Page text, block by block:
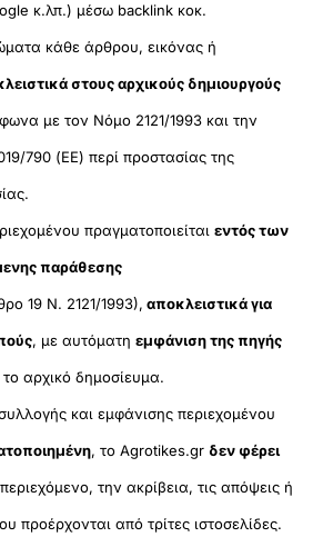
κ.λπ.) μέσω backlink κοκ.
κάθε άρθρου, εικόνας ή
στους αρχικούς δημιουργούς
με τον Νόμο 2121/1993 και την
790 (ΕΕ) περί προστασίας της
πραγματοποιείταιεντός των
παράθεσης
19 Ν. 2121/1993), αποκλειστικά για
, με αυτόματηεμφάνιση της πηγής
αρχικό δημοσίευμα.
και εμφάνισης περιεχομένου
, το Agrotikes.gr δεν φέρει
την ακρίβεια, τις απόψεις ή
προέρχονται από τρίτες ιστοσελίδες.